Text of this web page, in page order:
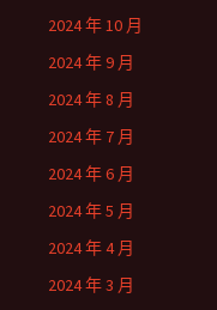
2024 年 10 月
2024 年 9 月
2024 年 8 月
2024 年 7 月
2024 年 6 月
2024 年 5 月
2024 年 4 月
2024 年 3 月